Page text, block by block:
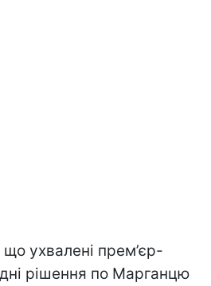
ухвалені прем’єр-
рішення по Марганцю